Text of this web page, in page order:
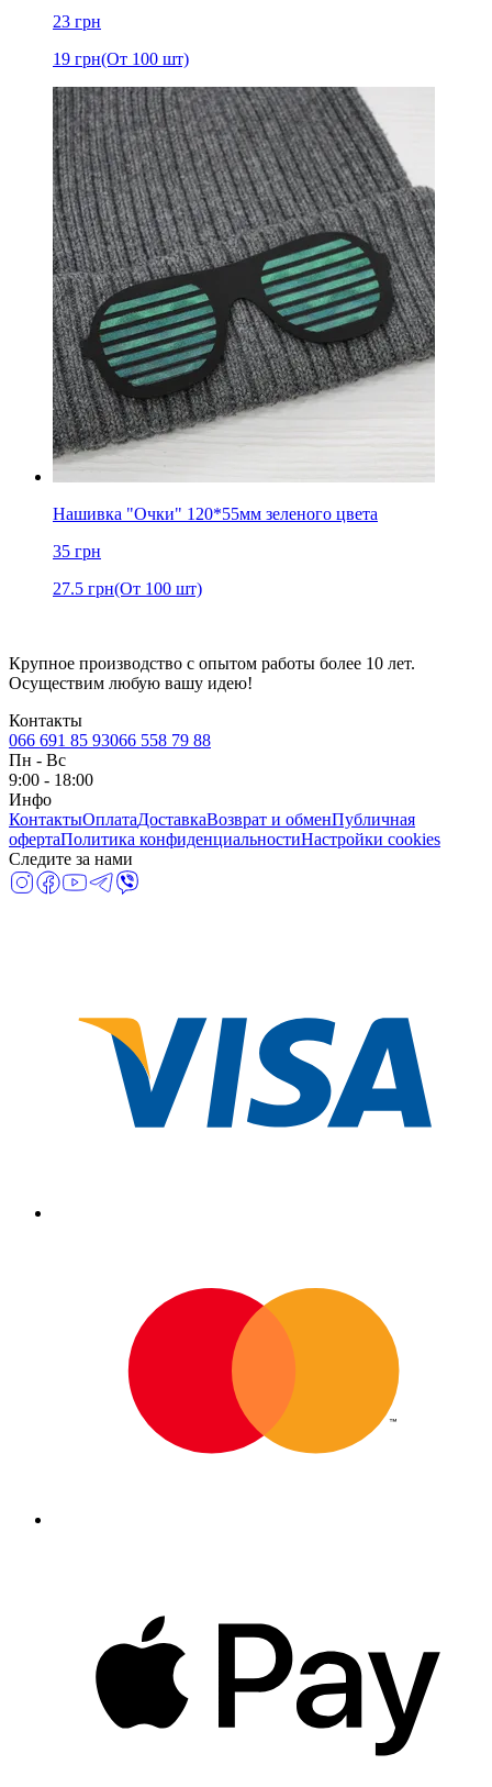
23 грн
19 грн(От 100 шт)
Нашивка "Очки" 120*55мм зеленого цвета
35 грн
27.5 грн(От 100 шт)
Крупное производство с опытом работы более 10 лет.
Осуществим любую вашу идею!
Контакты
066 691 85 93066 558 79 88
Пн - Вс
9:00 - 18:00
Инфо
КонтактыОплатаДоставкаВозврат и обменПубличная
офертаПолитика конфиденциальностиНастройки cookies
Следите за нами